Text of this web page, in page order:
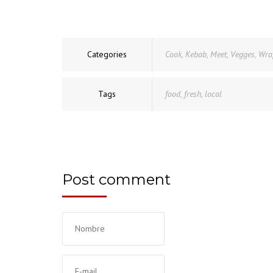
Categories Cook, Kebab, Meet, Vegges,
Tags food, fresh, local
Post comment